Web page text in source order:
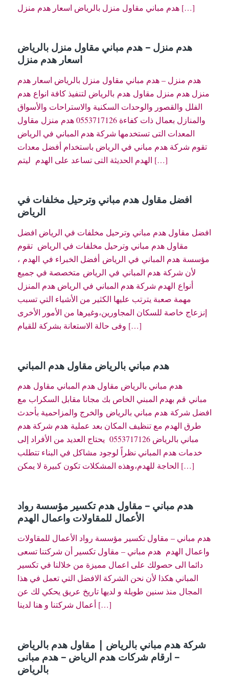
هدم مباني مقاول منزل بالرياض اسعار هدم منزل […]
هدم منزل – هدم مباني مقاول منزل بالرياض
اسعار هدم منزل
هدم منزل – هدم مباني مقاول منزل بالرياض اسعار هدم
منزل هدم منزل مقاول هدم بالرياض لتنفيذ كافة انواع هدم
الفلل والقصور والوحدات السكنية والاستراحات والأسواق
والمنازل بعمال ذات كفاءة 0553717126 هدم منزل مقاول
المعدات التى تستخدمها شركة هدم المباني في الرياض
تقوم شركة هدم مباني في الرياض باستخدام أفضل معدات
الهدم الحديثة التى تساعد على الهدم ليتم […]
افضل مقاول هدم مباني وترحيل مخلفات في
الرياض
افضل مقاول هدم مباني وترحيل مخلفات في الرياض افضل
مقاول هدم مباني وترحيل مخلفات في الرياض تقوم
مؤسسة هدم المباني في الرياض أفضل الخبراء في الهدم ،
لأن شركة هدم المباني في الرياض متخصصة في جميع
أنواع الهدم شركة هدم المباني في الرياض هدم المنزل
مهمة صعبة يترتب عليها الكثير من الأشياء التي تسبب
إنزعاج خاصة للسكان المجاورين،وغيرها من الأمور الأخرى
وفى حالة الاستعانة بشركة للقيام […]
هدم مباني بالرياض مقاول هدم المباني
هدم مباني بالرياض مقاول هدم المباني مقاول هدم
مباني قم بهدم المبني الخاص بك مجانا مقابل السكراب مع
افضل شركة هدم مباني بالرياض والخرج والمزاحمية بأحدث
طرق الهدم مع تنظيف المكان بعد عملية هدم شركة هدم
مباني بالرياض 0553717126 يحتاج العديد من الأفراد إلى
خدمات هدم المباني نظراً لوجود مشاكل في البناء تتطلب
الحاجة للهدم،وهذه المشكلات تكون كبيرة لا يمكن […]
هدم مباني – مقاول هدم تكسير مؤسسة رواد
هدم مباني – مقاول تكسير مؤسسة رواد الأعمال للمقاولات
واعمال الهدم هدم مباني – مقاول تكسير أن شركتنا تسعى
دائما الى حصولك على اعمال مميزة من خلالنا في تكسير
المباني هكذا لأن نحن الشركة الافضل التي تعمل في هذا
المجال منذ سنين طويلة و لديها تاريخ عريق يحكي لك عن
أعمال شركتنا و هنا لدينا […]
شركة هدم مباني بالرياض | مقاول هدم بالرياض
– ارقام شركات هدم الرياض – هدم مبانى
بالرياض